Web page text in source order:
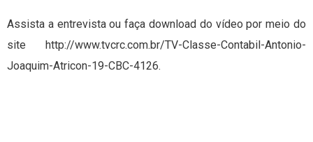
Assista a entrevista ou faça download do vídeo por meio do
site http://www.tvcrc.com.br/TV-Classe-Contabil-Antonio-
Joaquim-Atricon-19-CBC-4126.